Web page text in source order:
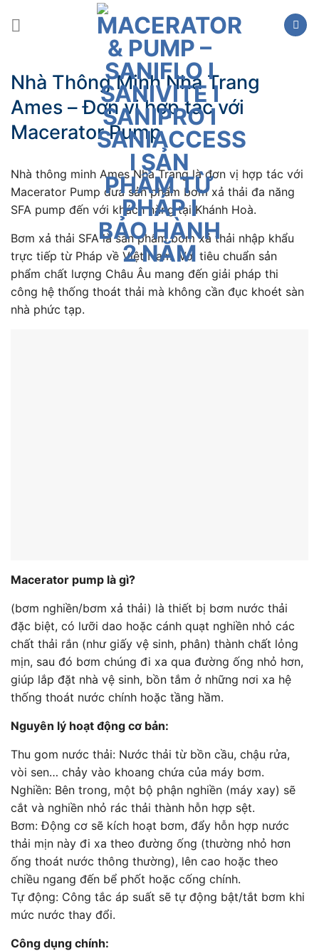
Nhà Thông Minh Nha Trang
Ames – Đơn vị hợp tác với
Macerator Pump
Nhà thông minh Ames Nha Trang là đơn vị hợp tác với
Macerator Pump đưa sản phẩm bơm xả thải đa năng
SFA pump đến với khách hàng tại Khánh Hoà.
Bơm xả thải SFA là sản phẩm bơm xả thải nhập khẩu
trực tiếp từ Pháp về Việt Nam. Với tiêu chuẩn sản
phẩm chất lượng Châu Âu mang đến giải pháp thi
công hệ thống thoát thải mà không cần đục khoét sàn
nhà phức tạp.
Macerator pump là gì?
(bơm nghiền/bơm xả thải) là thiết bị bơm nước thải
đặc biệt, có lưỡi dao hoặc cánh quạt nghiền nhỏ các
chất thải rắn (như giấy vệ sinh, phân) thành chất lỏng
mịn, sau đó bơm chúng đi xa qua đường ống nhỏ hơn,
giúp lắp đặt nhà vệ sinh, bồn tắm ở những nơi xa hệ
thống thoát nước chính hoặc tầng hầm.
Nguyên lý hoạt động cơ bản:
Thu gom nước thải: Nước thải từ bồn cầu, chậu rửa,
vòi sen… chảy vào khoang chứa của máy bơm.
Nghiền: Bên trong, một bộ phận nghiền (máy xay) sẽ
cắt và nghiền nhỏ rác thải thành hỗn hợp sệt.
Bơm: Động cơ sẽ kích hoạt bơm, đẩy hỗn hợp nước
thải mịn này đi xa theo đường ống (thường nhỏ hơn
ống thoát nước thông thường), lên cao hoặc theo
chiều ngang đến bể phốt hoặc cống chính.
Tự động: Công tắc áp suất sẽ tự động bật/tắt bơm khi
mức nước thay đổi.
Công dụng chính: